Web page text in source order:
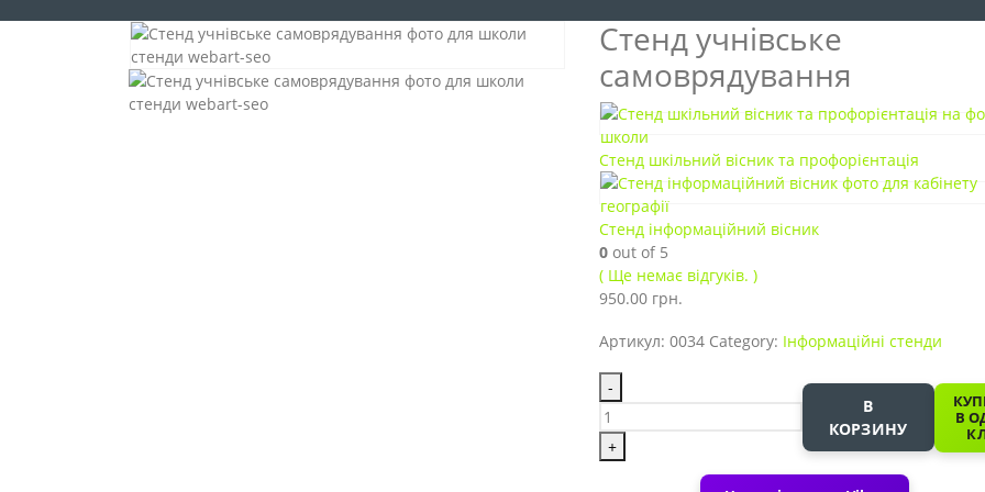
Стенд учнівське
самоврядування
Стенд шкільний вісник та профорієнтація
Стенд інформаційний вісник
0out of 5
( Ще немає відгуків. )
950.00 грн.
Артикул: 0034 Category: Інформаційні стенди
-
+
В
КОРЗИНУ
В